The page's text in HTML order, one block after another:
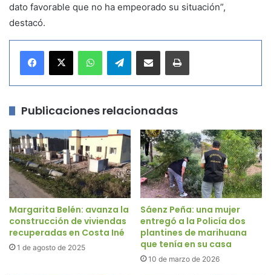
dato favorable que no ha empeorado su situación”,
destacó.
Telegram
Publicaciones relacionadas
Margarita Belén: avanza la
construcción de viviendas
recuperadas en Costa Iné
1 de agosto de 2025
Sáenz Peña: una mujer
entregó a la Policía dos
plantines de marihuana
que tenía en su casa
10 de marzo de 2026